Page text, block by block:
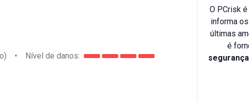
• Nível de danos:
O PCrisk
informa
últimas
é
segurança